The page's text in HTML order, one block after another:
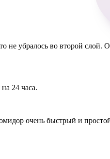
не убралось во второй слой.
24 часа.
очень быстрый и